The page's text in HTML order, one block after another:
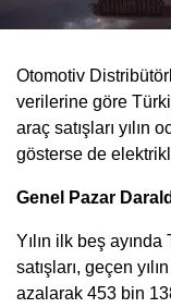
Otomotiv
verilerine göre
araç satışları yılın
gösterse de
Genel Pazar
Yılın ilk beş
satışları, geçen
azalarak 453 bin